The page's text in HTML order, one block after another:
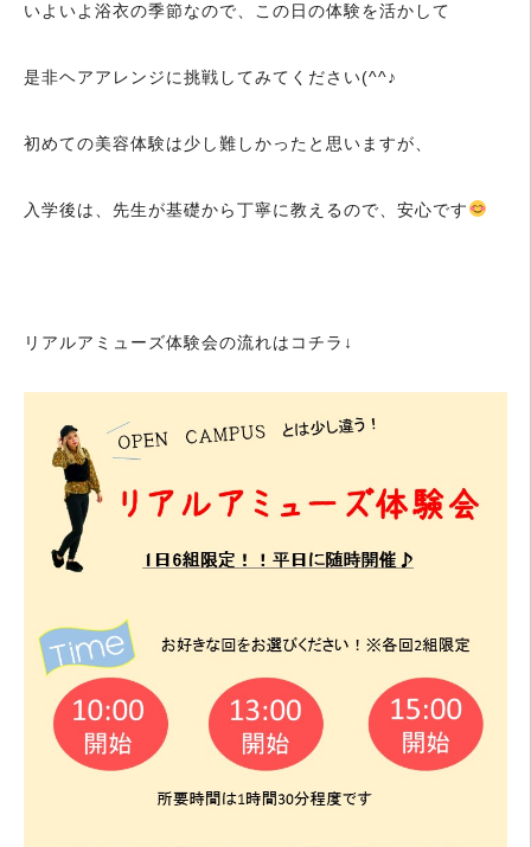
いよいよ浴衣の季節なので、この日の体験を活かして
是非ヘアアレンジに挑戦してみてください(^^♪
初めての美容体験は少し難しかったと思いますが、
入学後は、先生が基礎から丁寧に教えるので、安心です
リアルアミューズ体験会の流れはコチラ↓